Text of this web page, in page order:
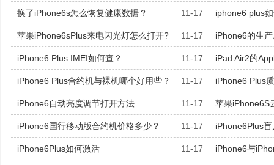
换了iPhone6s怎么恢复健康数据？ 11-17 iphone6 plus
苹果iPhone6sPlus来电闪光灯怎么打开? 11-17 iPhone6的生
iPhone6 Plus IMEI如何查？ 11-17 iPad Air2的
iPhone6 Plus合约机与裸机哪个好用些？ 11-17 iPhone6 Plus
iPhone6自动亮度调节打开方法 11-17 苹果iPhone6S
iPhone6国行移动版合约机价格多少？ 11-17 iPhone6Plus
iPhone6Plus如何激活 11-17 iPhone6与